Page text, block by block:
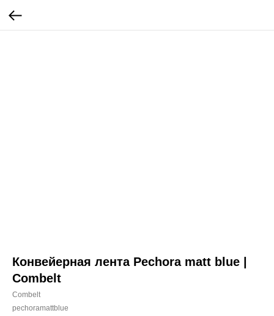
Конвейерная лента Pechora matt blue |
Combelt
Combelt
pechoramattblue